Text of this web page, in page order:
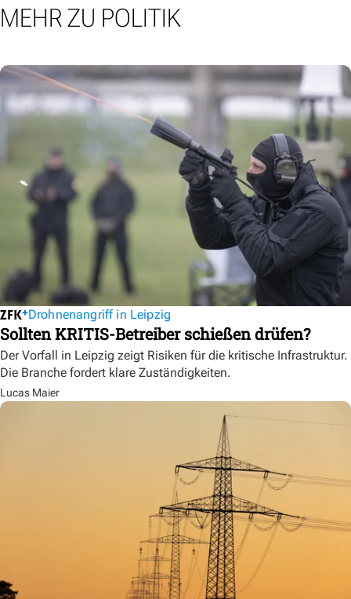
MEHR ZU POLITIK
Drohnenangriff in Leipzig
Sollten KRITIS-Betreiber schießen drüfen?
Der Vorfall in Leipzig zeigt Risiken für die kritische Infrastruktur.
Die Branche fordert klare Zuständigkeiten.
Lucas Maier